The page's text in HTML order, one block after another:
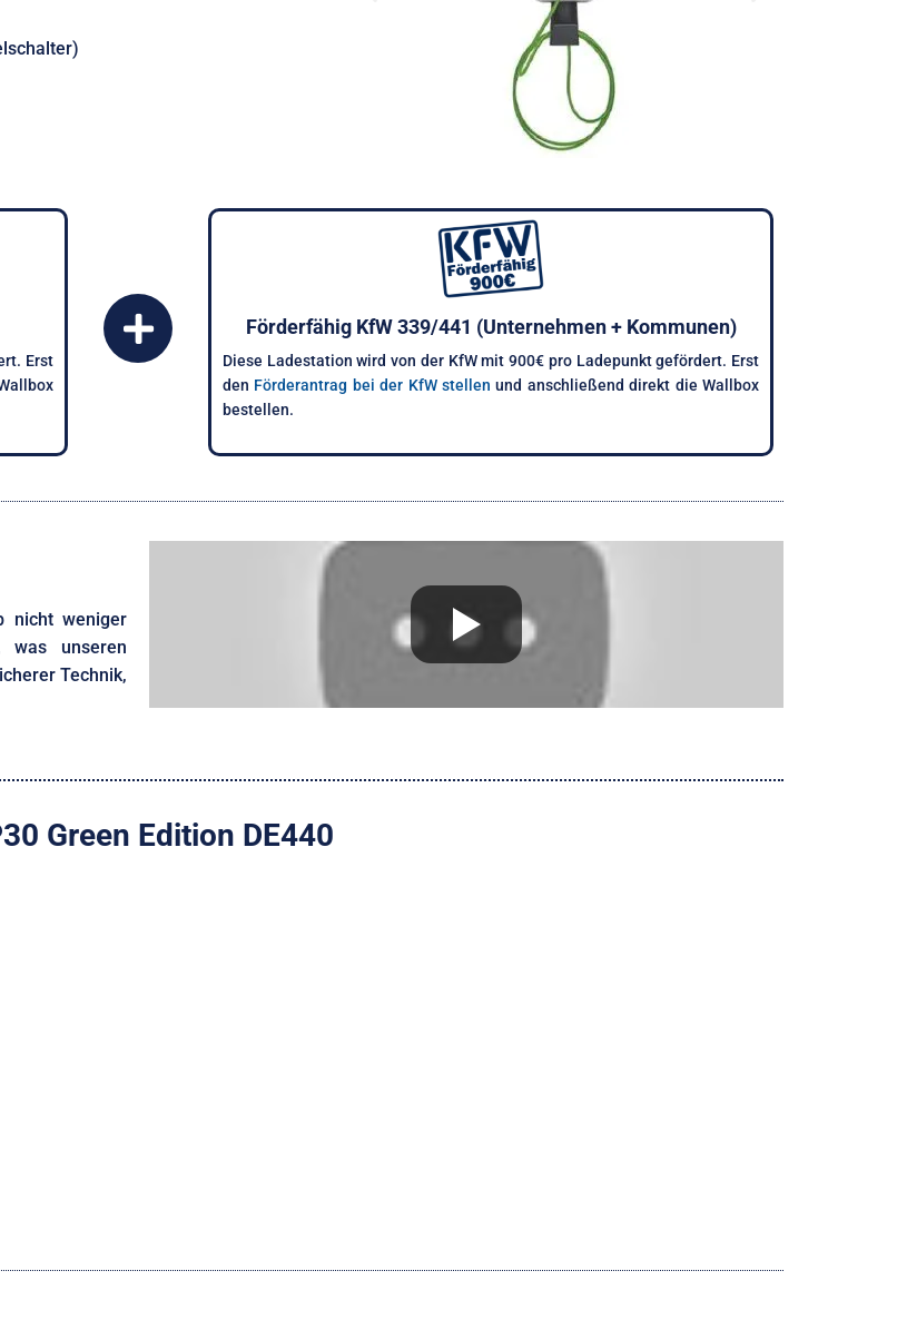
Erst
Förderfähig KfW 339/441 (Unternehmen + Kommunen)
Diese Ladestation wird von der KfW mit 900€ pro Ladepunkt gefördert. Erst
den Förderantrag bei der KfW stellen und anschließend direkt die Wallbox
bestellen.
nicht weniger
was unseren
Technik,
Green Edition DE440